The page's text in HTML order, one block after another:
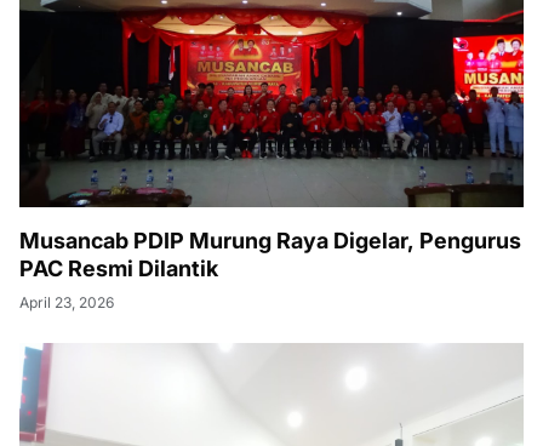
Musancab PDIP Murung Raya Digelar, Pengurus
PAC Resmi Dilantik
April 23, 2026